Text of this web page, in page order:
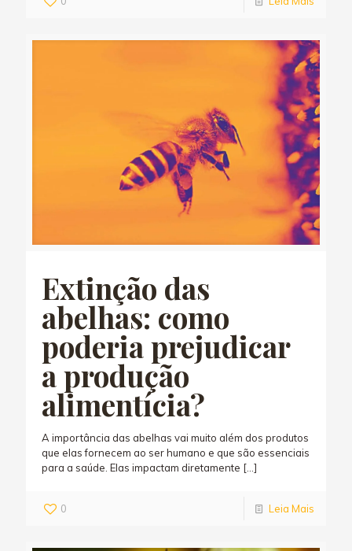
Extinção das
abelhas: como
poderia prejudicar
a produção
alimentícia?
A importância das abelhas vai muito além dos produtos
que elas fornecem ao ser humano e que são essenciais
para a saúde. Elas impactam diretamente […]
0 Leia Mais